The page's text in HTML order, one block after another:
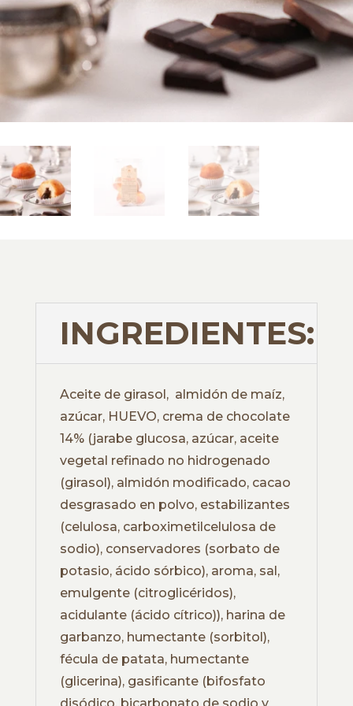
INGREDIENTES:
Aceite de girasol, almidón de maíz,
azúcar, HUEVO, crema de chocolate
14% (jarabe glucosa, azúcar, aceite
vegetal refinado no hidrogenado
(girasol), almidón modificado, cacao
desgrasado en polvo, estabilizantes
(celulosa, carboximetilcelulosa de
sodio), conservadores (sorbato de
potasio, ácido sórbico), aroma, sal,
emulgente (citroglicéridos),
acidulante (ácido cítrico)), harina de
garbanzo, humectante (sorbitol),
fécula de patata, humectante
(glicerina), gasificante (bifosfato